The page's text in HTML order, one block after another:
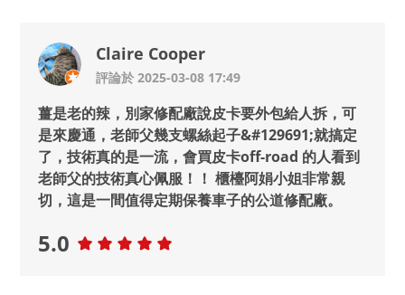
Claire Cooper
評論於 2025-03-08 17:49
薑是老的辣，別家修配廠說皮卡要外包給人拆，可
是來慶通，老師父幾支螺絲起子&#129691;就搞定
了，技術真的是一流，會買皮卡off-road 的人看到
老師父的技術真心佩服！！ 櫃檯阿娟小姐非常親
切，這是一間值得定期保養車子的公道修配廠。
5.0